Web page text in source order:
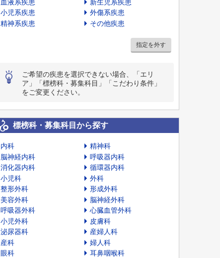
血液系疾患
新生児系疾患
小児系疾患
外傷系疾患
精神系疾患
その他疾患
指定を外す
ご希望の疾患を選択できない場合、「エリ
ア」「標榜科・募集科目」「こだわり条件」
をご変更ください。
標榜科・募集科目から探す
内科
精神科
脳神経内科
呼吸器内科
消化器内科
循環器内科
小児科
外科
整形外科
形成外科
美容外科
脳神経外科
呼吸器外科
心臓血管外科
小児外科
皮膚科
泌尿器科
産婦人科
産科
婦人科
眼科
耳鼻咽喉科